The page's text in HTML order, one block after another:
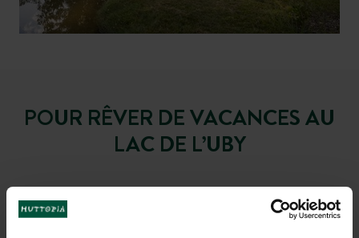
POUR RÊVER DE VACANCES AU
LAC DE L’UBY